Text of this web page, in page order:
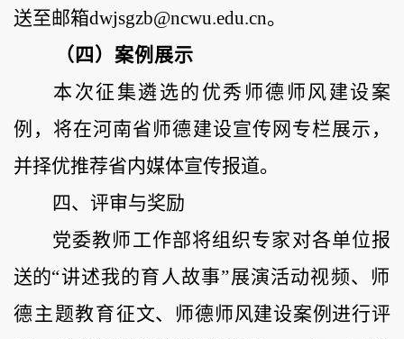
送至邮箱dwjsgzb@ncwu.edu.cn。
（四）案例展示
本次征集遴选的优秀师德师风建设案
例，将在河南省师德建设宣传网专栏展示，
并择优推荐省内媒体宣传报道。
四、评审与奖励
党委教师工作部将组织专家对各单位报
送的“讲述我的育人故事”展演活动视频、 师
德主题教育征文、师德师风建设案例进行评